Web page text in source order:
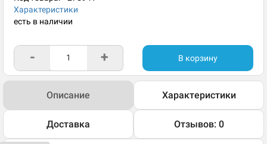
Характеристики
есть в наличии
- + В корзину
Описание Характеристики
Доставка Отзывов: 0